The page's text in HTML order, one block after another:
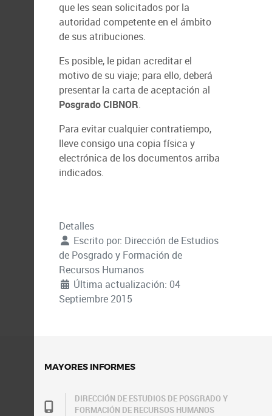
que les sean solicitados por la
autoridad competente en el ámbito
de sus atribuciones.
Es posible, le pidan acreditar el
motivo de su viaje; para ello, deberá
presentar la carta de aceptación al
Posgrado CIBNOR.
Para evitar cualquier contratiempo,
lleve consigo una copia física y
electrónica de los documentos arriba
indicados.
Detalles
Escrito por: Dirección de Estudios
de Posgrado y Formación de
Recursos Humanos
Última actualización: 04
Septiembre 2015
MAYORES INFORMES
DIRECCIÓN DE ESTUDIOS DE POSGRADO Y
FORMACIÓN DE RECURSOS HUMANOS